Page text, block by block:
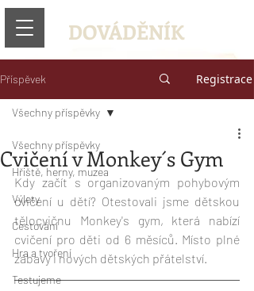
DOVÁDĚNÍK
Příspěvek Registrace
Všechny příspěvky
Hřiště, herny, muzea
Výlety
Cestování
Hra a tvoření
Testujeme
Všechny příspěvky
Cvičení v Monkey´s Gym
Kdy začít s organizovaným pohybovým
cvičení u dětí? Otestovali jsme dětskou
tělocvičnu Monkey's gym, která nabízí
cvičení pro děti od 6 měsíců. Místo plné
zábavy i nových dětských přátelství.